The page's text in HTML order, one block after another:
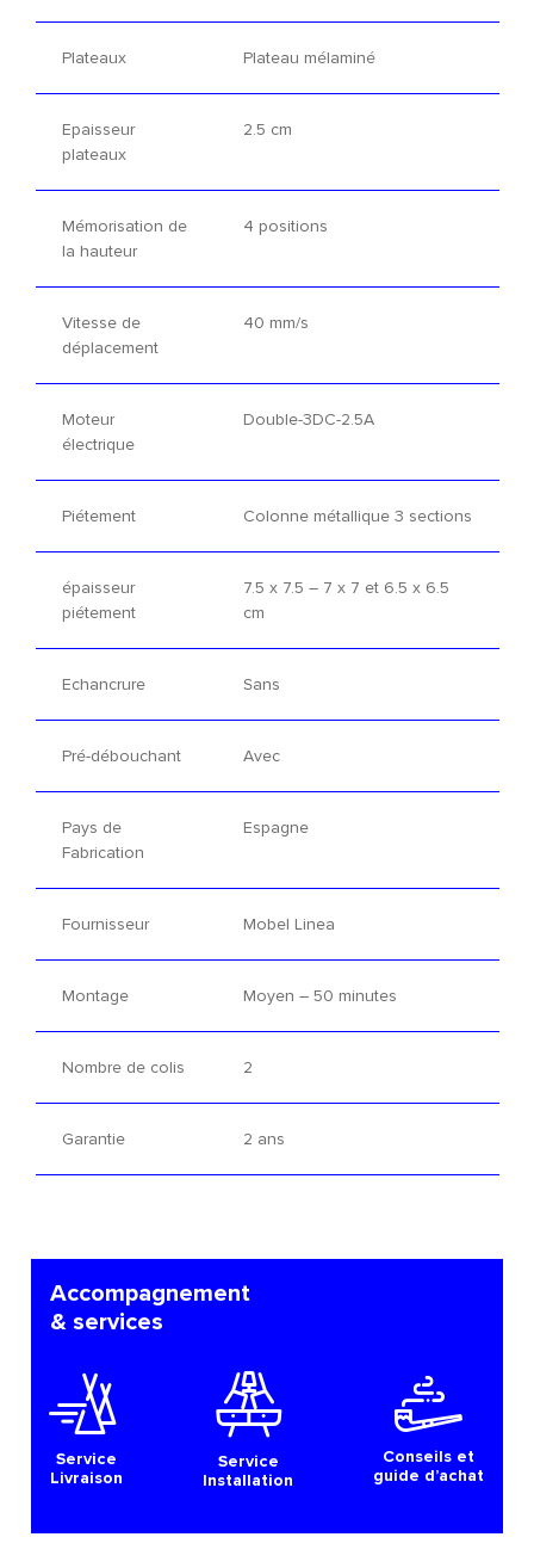
Plateaux Plateau mélaminé
Epaisseur
plateaux
2.5 cm
Mémorisation de
la hauteur
4 positions
Vitesse de
déplacement
40 mm/s
Moteur
électrique
Double-3DC-2.5A
Piétement Colonne métallique 3 sections
épaisseur
piétement
7.5 x 7.5 – 7 x 7 et 6.5 x 6.5
cm
Echancrure Sans
Pré-débouchant Avec
Pays de
Fabrication
Espagne
Fournisseur Mobel Linea
Montage Moyen – 50 minutes
Nombre de colis 2
Garantie 2 ans
Accompagnement
& services
Service
Livraison
Service
Installation
Conseils et
guide d’achat